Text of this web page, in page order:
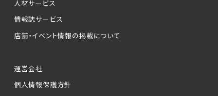
人材サービス
情報誌サービス
店舗・イベント情報の掲載について
運営会社
個人情報保護方針